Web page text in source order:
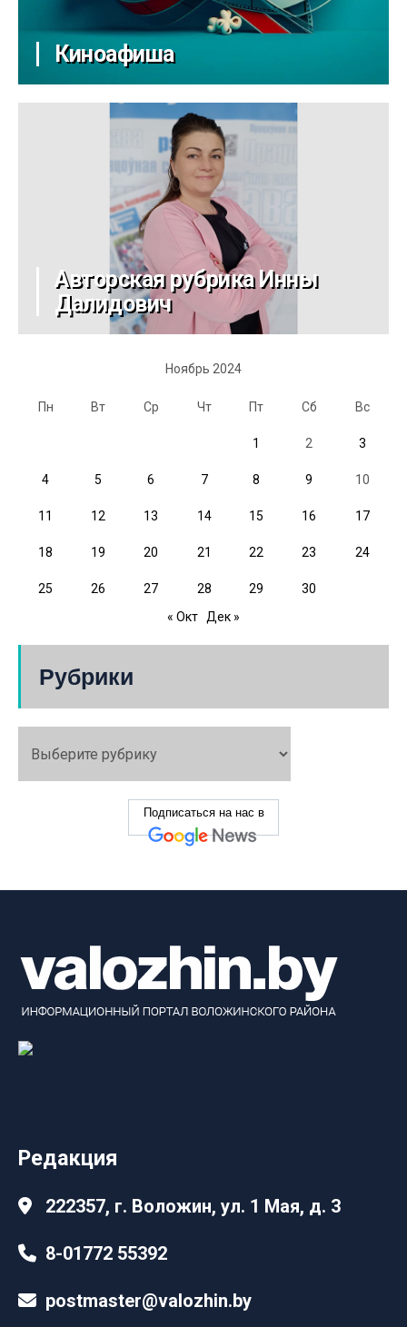
Киноафиша
Авторская рубрика Инны
Далидович
Ноябрь 2024
Пн Вт Ср Чт Пт Сб Вс
1 2 3
4 5 6 7 8 9 10
11 12 13 14 15 16 17
18 19 20 21 22 23 24
25 26 27 28 29
30
« Окт Дек »
Рубрики
Подписаться на нас в
Редакция
222357, г. Воложин, ул. 1 Мая, д. 3
8-01772 55392
postmaster@valozhin.by